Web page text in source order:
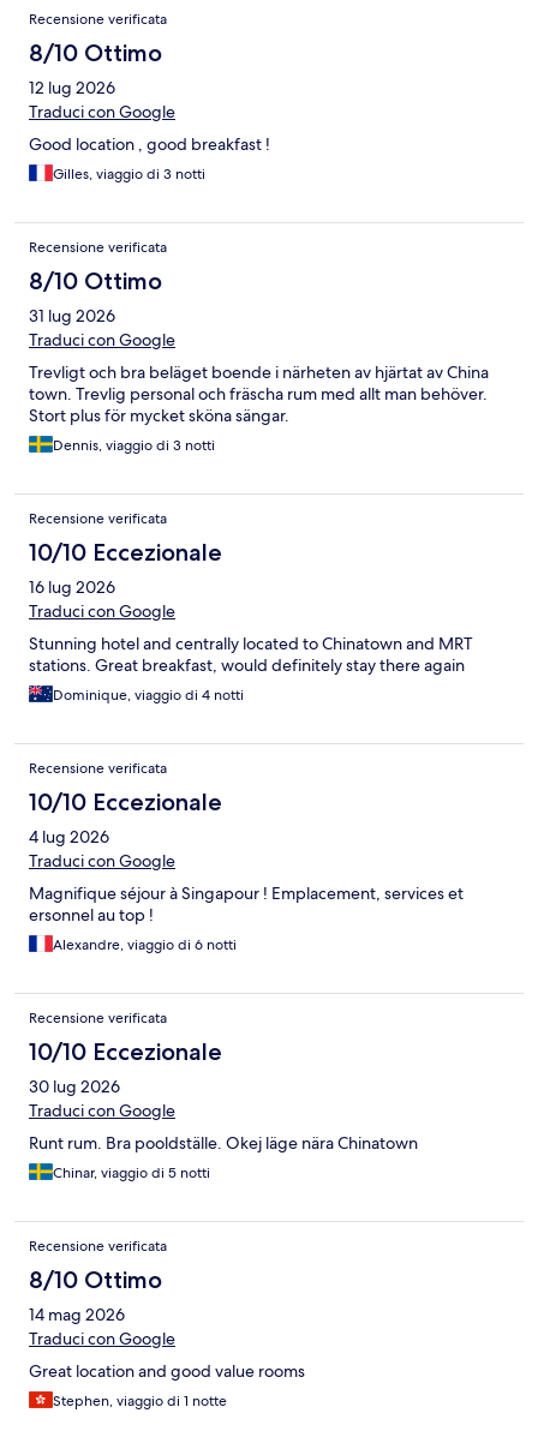
Recensione verificata
8/10 Ottimo
12 lug 2026
Traduci con Google
Good location , good breakfast !
Gilles, viaggio di 3 notti
Recensione verificata
8/10 Ottimo
31 lug 2026
Traduci con Google
Trevligt och bra beläget boende i närheten av hjärtat av China
town. Trevlig personal och fräscha rum med allt man behöver.
Stort plus för mycket sköna sängar.
Dennis, viaggio di 3 notti
Recensione verificata
10/10 Eccezionale
16 lug 2026
Traduci con Google
Stunning hotel and centrally located to Chinatown and MRT
stations. Great breakfast, would definitely stay there again
Dominique, viaggio di 4 notti
Recensione verificata
10/10 Eccezionale
4 lug 2026
Traduci con Google
Magnifique séjour à Singapour ! Emplacement, services et
ersonnel au top !
Alexandre, viaggio di 6 notti
Recensione verificata
10/10 Eccezionale
30 lug 2026
Traduci con Google
Runt rum. Bra pooldställe. Okej läge nära Chinatown
Chinar, viaggio di 5 notti
Recensione verificata
8/10 Ottimo
14 mag 2026
Traduci con Google
Great location and good value rooms
Stephen, viaggio di 1 notte